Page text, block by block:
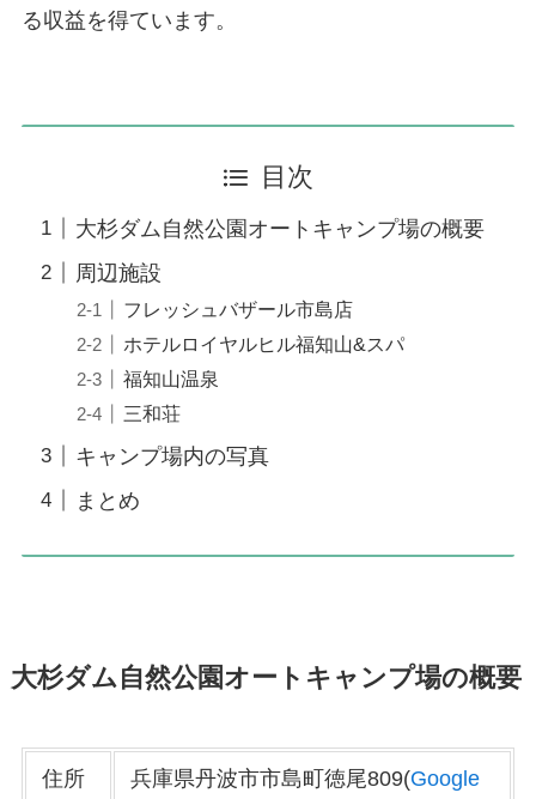
る収益を得ています。
目次
大杉ダム自然公園オートキャンプ場の概要
周辺施設
フレッシュバザール市島店
ホテルロイヤルヒル福知山&スパ
福知山温泉
三和荘
キャンプ場内の写真
まとめ
大杉ダム自然公園オートキャンプ場の概要
住所 兵庫県丹波市市島町徳尾809(Google